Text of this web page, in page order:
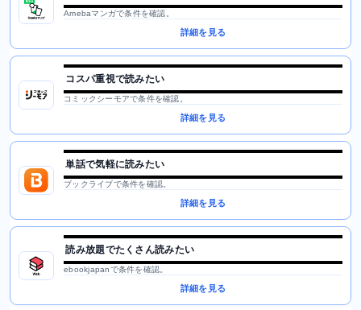
Amebaマンガで条件を確認。
詳細を見る
コスパ重視で読みたい
コミックシーモアで条件を確認。
詳細を見る
単話で気軽に読みたい
ブックライブで条件を確認。
詳細を見る
読み放題でたくさん読みたい
ebookjapanで条件を確認。
詳細を見る